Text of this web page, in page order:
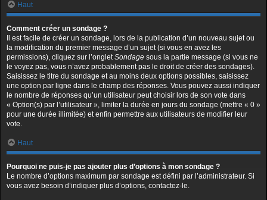
Haut
Comment créer un sondage ?
Il est facile de créer un sondage, lors de la publication d’un nouveau sujet ou
la modification du premier message d’un sujet (si vous en avez les
permissions), cliquez sur l’ongletSondage sous la partie message (si vous ne
le voyez pas, vous n’avez probablement pas le droit de créer des sondages).
Saisissez le titre du sondage et au moins deux options possibles, saisissez
une option par ligne dans le champ des réponses. Vous pouvez aussi indiquer
le nombre de réponses qu’un utilisateur peut choisir lors de son vote dans
« Option(s) par l’utilisateur », limiter la durée en jours du sondage (mettre « 0 »
pour une durée illimitée) et enfin permettre aux utilisateurs de modifier leur
vote.
Haut
Pourquoi ne puis-je pas ajouter plus d’options à mon sondage ?
Le nombre d’options maximum par sondage est défini par l’administrateur. Si
vous avez besoin d’indiquer plus d’options, contactez-le.